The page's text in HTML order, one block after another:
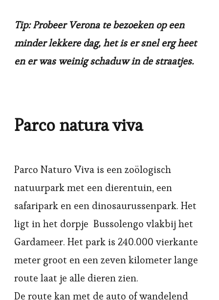
Tip: Probeer Verona te bezoeken op een
minder lekkere dag, het is er snel erg heet
en er was weinig schaduw in de straatjes.
Parco natura viva
Parco Naturo Viva is een zoölogisch
natuurpark met een dierentuin, een
safaripark en een dinosaurussenpark. Het
ligt in het dorpje Bussolengo vlakbij het
Gardameer. Het park is 240.000 vierkante
meter groot en een zeven kilometer lange
route laat je alle dieren zien.
De route kan met de auto of wandelend